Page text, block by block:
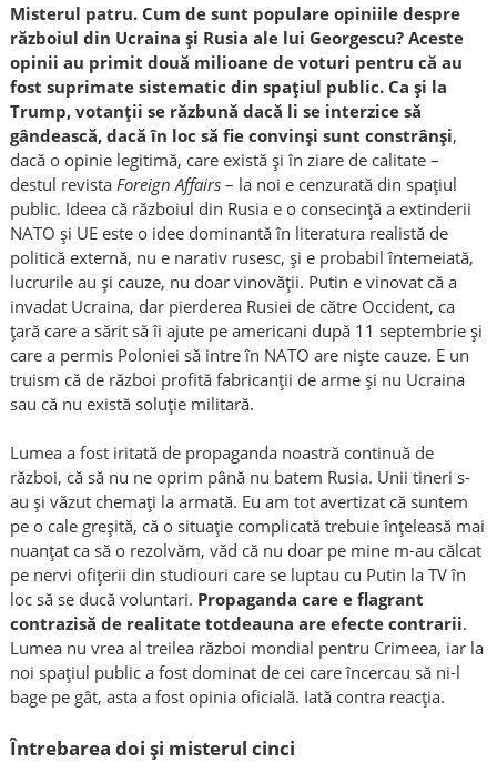
Misterul patru. Cum de sunt populare opiniile despre
războiul din Ucraina și Rusia ale lui Georgescu? Aceste
opinii au primit două milioane de voturi pentru că au
fost suprimate sistematic din spațiul public. Ca și la
Trump, votanții se răzbună dacă li se interzice să
gândească, dacă în loc să fie convinși sunt constrânși,
dacă o opinie legitimă, care există șiîn ziare de calitate –
destul revista Foreign Affairs – la noi e cenzurată din spațiul
public. Ideea că războiul din Rusia e o consecință a extinderii
NATO și UE este o idee dominantă în literatura realistă de
politică externă, nu e narativ rusesc, și e probabil întemeiată,
lucrurile au și cauze, nu doar vinovății. Putin e vinovat că a
invadat Ucraina, dar pierderea Rusiei de către Occident, ca
țară care a sărit să îi ajute pe americani după 11 septembrie și
care a permis Poloniei să intre în NATO are niște cauze. E un
truism că de război profită fabricanții de arme și nu Ucraina
sau că nu există soluție militară.
Lumea a fost iritată de propaganda noastră continuă de
război, că să nu ne oprim până nu batem Rusia. Unii tineri s-
au și văzut chemați la armată. Eu am tot avertizat că suntem
pe o cale greșită, că o situație complicată trebuie înțeleasă mai
nuanțat ca să o rezolvăm, văd că nu doar pe mine m-au călcat
pe nervi ofițerii din studiouri care se luptau cu Putin la TV în
loc să se ducă voluntari. Propaganda care e flagrant
contrazisă de realitate totdeauna are efecte contrarii.
Lumea nu vrea al treilea război mondial pentru Crimeea, iar la
noi spațiul public a fost dominat de cei care încercau să ni-l
bage pe gât, asta a fost opinia oficială. Iată contra reacția.
Întrebarea doi și misterul cinci